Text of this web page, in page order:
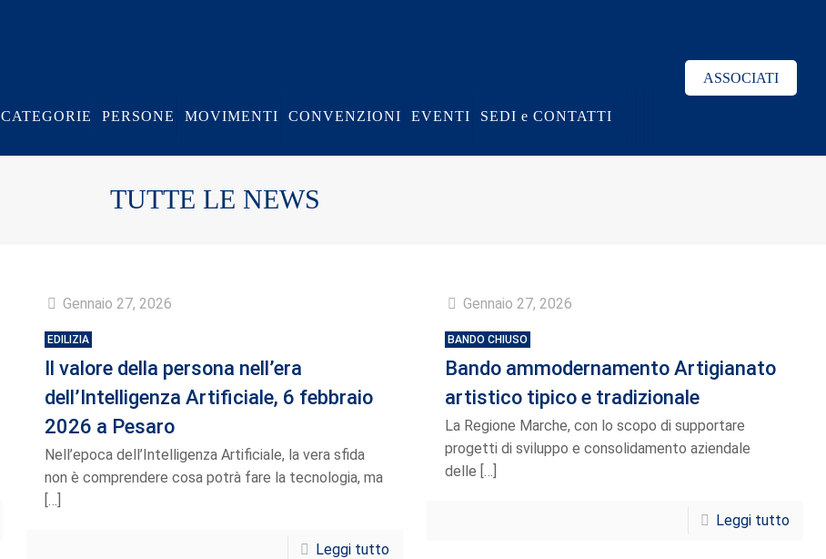
CATEGORIE PERSONE MOVIMENTI CONVENZIONI EVENTI SEDI e CONTATTI
ASSOCIATI
TUTTE LE NEWS
Gennaio 27, 2026
EDILIZIA
Il valore della persona nell’era
dell’Intelligenza Artificiale, 6 febbraio
2026 a Pesaro
Nell’epoca dell’Intelligenza Artificiale, la vera sfida
non è comprendere cosa potrà fare la tecnologia, ma
[…]
Leggi tutto
Gennaio 27, 2026
BANDO CHIUSO
Bando ammodernamento Artigianato
artistico tipico e tradizionale
La Regione Marche, con lo scopo di supportare
progetti di sviluppo e consolidamento aziendale
delle […]
Leggi tutto